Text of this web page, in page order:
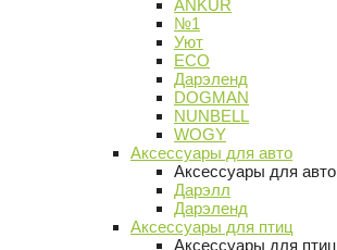
ANKUR
№1
Уют
ECO
Дарэленд
DOGMAN
NUNBELL
WOGY
Аксессуары для авто
Аксессуары для авто
Дарэлл
Дарэленд
Аксессуары для птиц
Аксессуары для птиц